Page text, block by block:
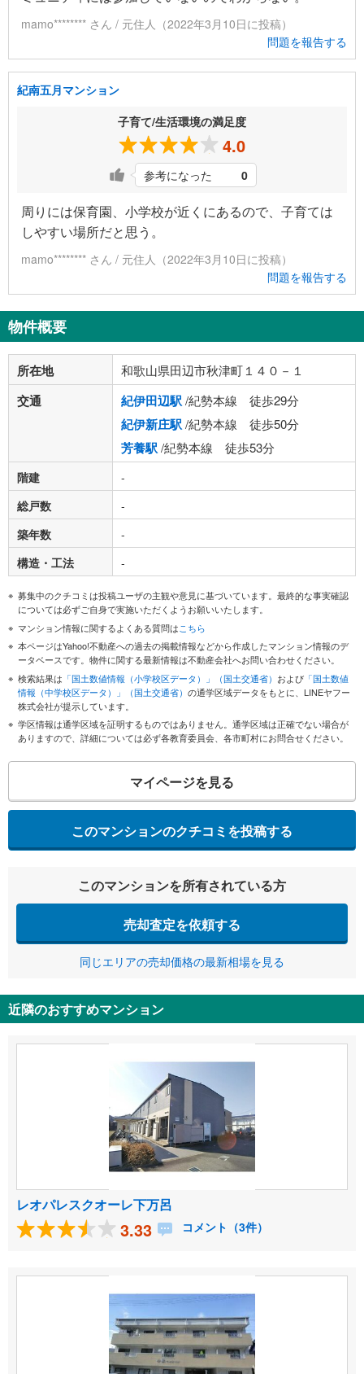
mamo******** さん / 元住人（2022年3月10日に投稿）
問題を報告する
紀南五月マンション
子育て/生活環境の満足度
4.0
参考になった 0
周りには保育園、小学校が近くにあるので、子育ては
しやすい場所だと思う。
mamo******** さん / 元住人（2022年3月10日に投稿）
問題を報告する
物件概要
所在地 和歌山県田辺市秋津町１４０－１
交通 紀伊田辺駅/紀勢本線 徒歩29分
紀伊新庄駅/紀勢本線 徒歩50分
芳養駅/紀勢本線 徒歩53分
階建
-
総戸数
-
築年数
-
構造・工法
-
募集中のクチコミは投稿ユーザの主観や意見に基づいています。最終的な事実確認
については必ずご自身で実施いただくようお願いいたします。
マンション情報に関するよくある質問はこちら
本ページはYahoo!不動産への過去の掲載情報などから作成したマンション情報のデ
ータベースです。物件に関する最新情報は不動産会社へお問い合わせください。
検索結果は 「国土数値情報（小学校区データ）」（国土交通省） および 「国土数値
情報（中学校区データ）」（国土交通省） の通学区域データをもとに、LINEヤフー
株式会社が提示しています。
学区情報は通学区域を証明するものではありません。通学区域は正確でない場合が
ありますので、詳細については必ず各教育委員会、各市町村にお問合せください。
マイページを見る
このマンションのクチコミを投稿する
このマンションを所有されている方
売却査定を依頼する
同じエリアの売却価格の最新相場を見る
近隣のおすすめマンション
レオパレスクオーレ下万呂
3.33 コメント（3件）